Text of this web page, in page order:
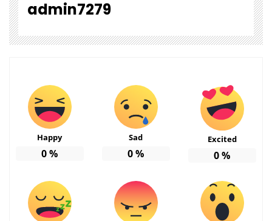
admin7279
Happy
0%
Sad
0%
Excited
0%